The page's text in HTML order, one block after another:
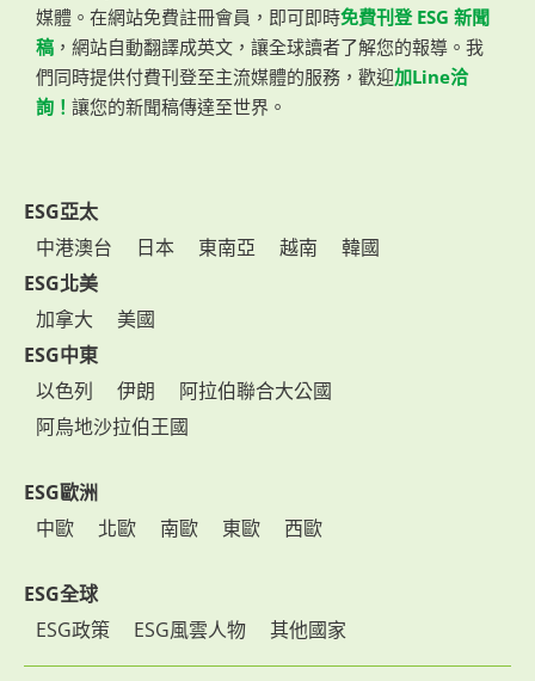
媒體。在網站免費註冊會員，即可即時免費刊登 ESG 新聞
稿 ，網站自動翻譯成英文，讓全球讀者了解您的報導。我
們同時提供付費刊登至主流媒體的服務，歡迎加Line洽
詢！ 讓您的新聞稿傳達至世界。
ESG亞太
中港澳台
日本 東南亞 越南
韓國
ESG北美
加拿大
美國
ESG中東
以色列
伊朗
阿拉伯聯合大公國
阿烏地沙拉伯王國
ESG歐洲
中歐
北歐 南歐 東歐 西歐
ESG全球
ESG政策
ESG風雲人物 其他國家